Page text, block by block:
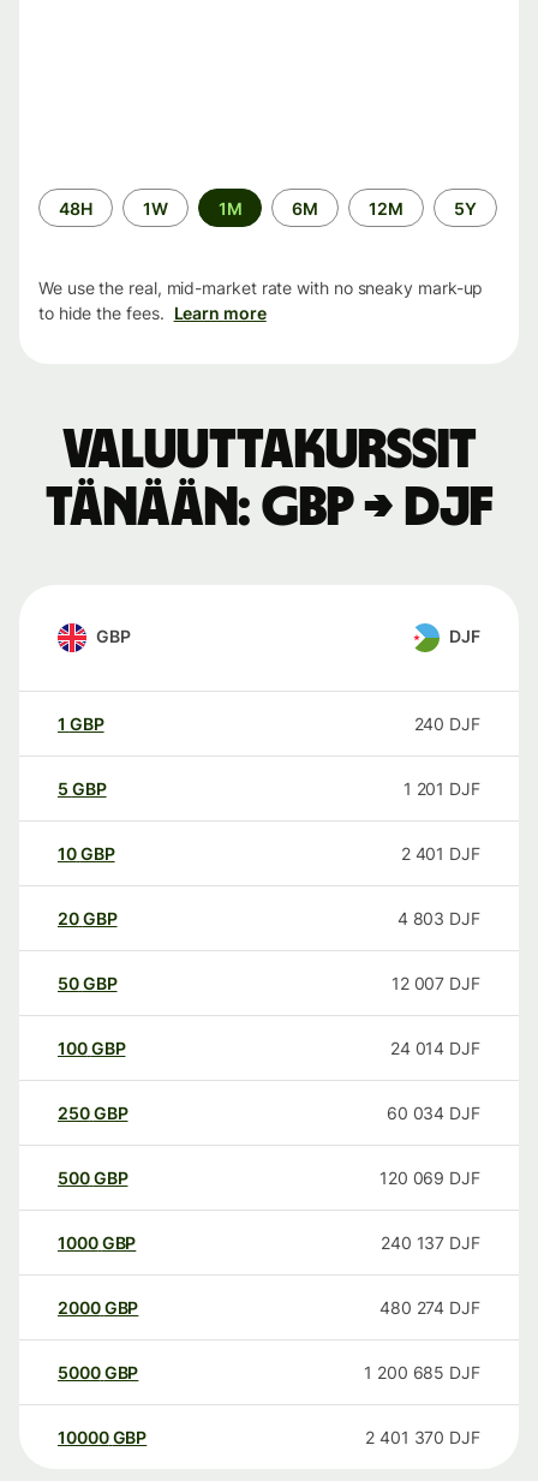
Time
period
48H 1W 1M 6M 12M 5Y
We use the real, mid-market rate with no sneaky mark-up
to hide the fees. Learn more
Valuuttakurssit
tänään: GBP → DJF
GBP DJF
1 GBP 240 DJF
5 GBP 1 201 DJF
10GBP 2 401 DJF
20GBP 4 803 DJF
50GBP 12 007 DJF
100GBP 24 014 DJF
250GBP 60 034 DJF
500GBP 120 069 DJF
1000GBP 240 137 DJF
2000GBP 480 274 DJF
5000GBP 1 200 685 DJF
10000 GBP 2 401 370 DJF